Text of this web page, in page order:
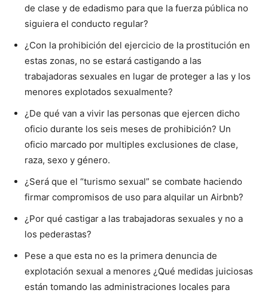
de clase y de edadismo para que la fuerza pública no
siguiera el conducto regular?
¿Con la prohibición del ejercicio de la prostitución en
estas zonas, no se estará castigando a las
trabajadoras sexuales en lugar de proteger a las y los
menores explotados sexualmente?
¿De qué van a vivir las personas que ejercen dicho
oficio durante los seis meses de prohibición? Un
oficio marcado por multiples exclusiones de clase,
raza, sexo y género.
¿Será que el “turismo sexual” se combate haciendo
firmar compromisos de uso para alquilar un Airbnb?
¿Por qué castigar a las trabajadoras sexuales y no a
los pederastas?
Pese a que esta no es la primera denuncia de
explotación sexual a menores ¿Qué medidas juiciosas
están tomando las administraciones locales para